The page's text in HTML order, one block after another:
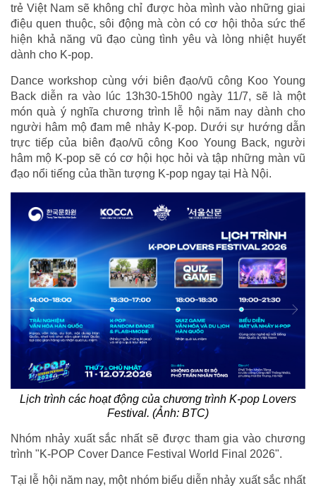
trẻ Việt Nam sẽ không chỉ được hòa mình vào những giai
điệu quen thuộc, sôi động mà còn có cơ hội thỏa sức thể
hiện khả năng vũ đạo cùng tình yêu và lòng nhiệt huyết
dành cho K-pop.
Dance workshop cùng với biên đạo/vũ công Koo Young
Back diễn ra vào lúc 13h30-15h00 ngày 11/7, sẽ là một
món quà ý nghĩa chương trình lễ hội năm nay dành cho
người hâm mộ đam mê nhảy K-pop. Dưới sự hướng dẫn
trực tiếp của biên đạo/vũ công Koo Young Back, người
hâm mộ K-pop sẽ có cơ hội học hỏi và tập những màn vũ
đạo nổi tiếng của thần tượng K-pop ngay tại Hà Nội.
Lịch trình các hoạt động của chương trình K-pop Lovers
Festival. (Ảnh: BTC)
Nhóm nhảy xuất sắc nhất sẽ được tham gia vào chương
trình "K-POP Cover Dance Festival World Final 2026".
Tại lễ hội năm nay, một nhóm biểu diễn nhảy xuất sắc nhất